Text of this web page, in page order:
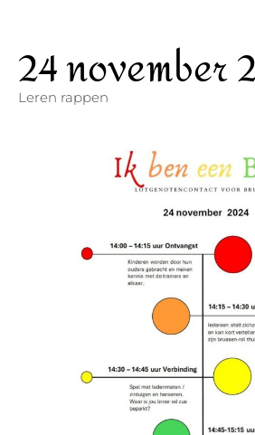
24 november
Leren rappen